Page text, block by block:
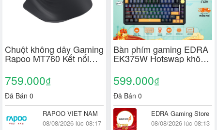
Chuột không dây Gaming
Rapoo MT760 Kết nối
Wireless / Bluetooth/Dây
(Pin sạc:800mAh,101g
,4000DPI )
759.000₫
Đã Bán 0
RAPOO VIET NAM
08/08/2026 lúc 08:17
Bàn phím gaming EDRA
EK375W Hotswap không
dây, EK375V2 có dây,
Linear Switch, BH Chính
hãng 2 năm
599.000₫
Đã Bán 0
EDRA Gaming Store
08/08/2026 lúc 08:13